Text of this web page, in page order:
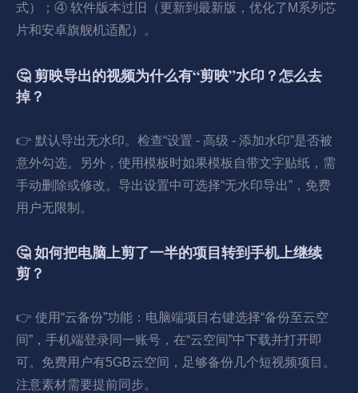
式）；④ 软件版本过旧（更新到最新版，优化了M系列芯
片和安卓旗舰机适配）。
🤔 剪映导出的视频为什么有“剪映”水印？怎么去
掉？
👉 默认导出无水印。检查“设置 - 高级 - 添加水印”是否被
意外勾选。另外，使用模板时如果模板自带文字贴纸，需
手动删除或修改。导出设置中可选择“无水印导出”，免费
用户无限制。
🤔 如何把电脑上剪了一半的项目转到手机上继续
剪？
👉 使用“云备份”功能：电脑端项目右键选择“备份至云空
间”，手机端登录同一账号，在“云空间”中下载并打开即
可。免费用户有5GB云空间，足够备份几个短视频项目。
注意素材需要提前同步。